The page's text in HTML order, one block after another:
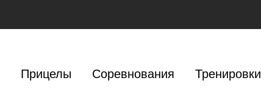
Прицелы Соревнования Тренировки